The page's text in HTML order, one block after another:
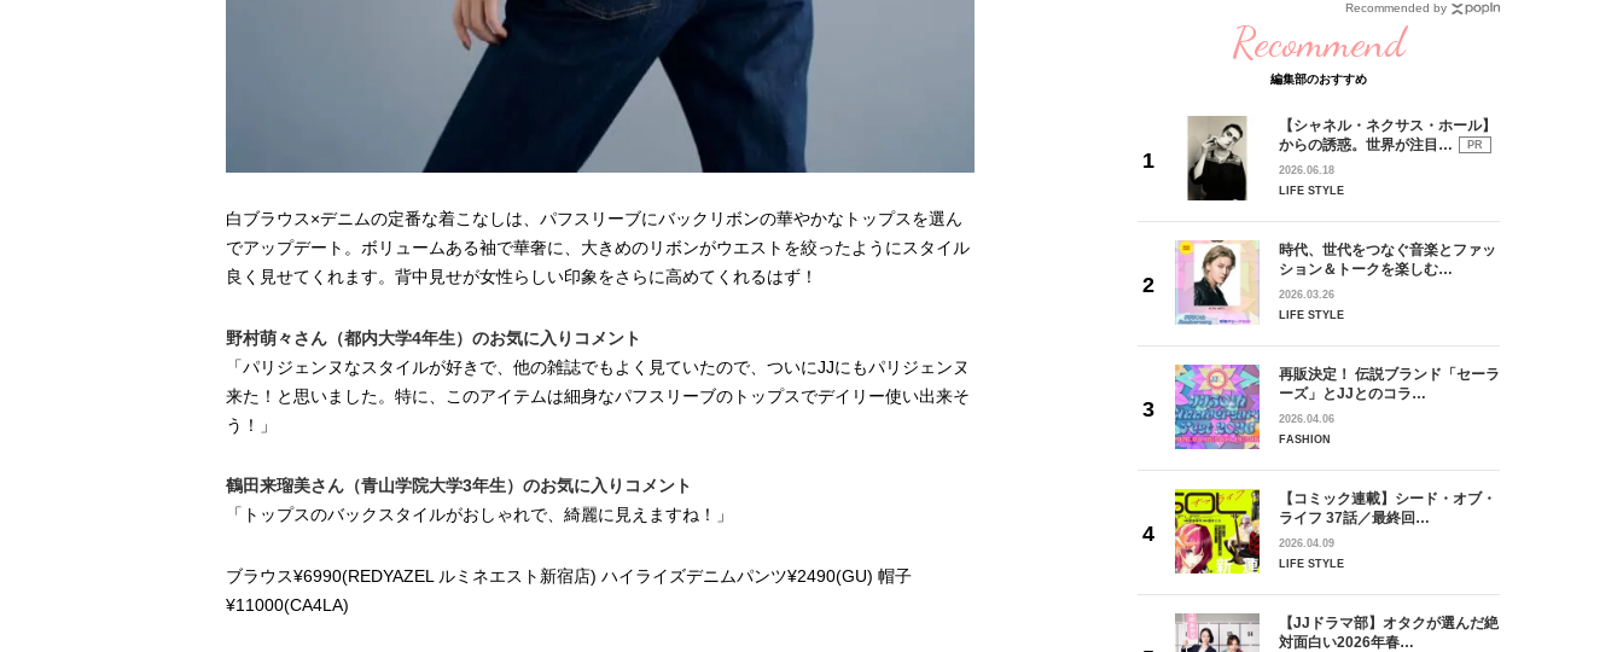
白ブラウス×デニムの定番な着こなしは、パフスリーブにバックリボンの華やかなトップスを選ん
でアップデート。ボリュームある袖で華奢に、大きめのリボンがウエストを絞ったようにスタイル
良く見せてくれます。背中見せが女性らしい印象をさらに高めてくれるはず！
野村萌々さん（都内大学4年生）のお気に入りコメント
「パリジェンヌなスタイルが好きで、他の雑誌でもよく見ていたので、ついにJJにもパリジェンヌ
来た！と思いました。特に、このアイテムは細身なパフスリーブのトップスでデイリー使い出来そ
う！」
鶴田来瑠美さん（青山学院大学3年生）のお気に入りコメント
「トップスのバックスタイルがおしゃれで、綺麗に見えますね！」
ブラウス¥6990(REDYAZEL ルミネエスト新宿店) ハイライズデニムパンツ¥2490(GU) 帽子
¥11000(CA4LA)
Recommended by
Recommend
編集部のおすすめ
【シャネル・ネクサス・ホール】
からの誘惑。世界が注目…
PR
2026.06.18
LIFE STYLE
時代、世代をつなぐ音楽とファッ
ション＆トークを楽しむ…
2026.03.26
LIFE STYLE
再販決定！ 伝説ブランド「セーラ
ーズ」とJJとのコラ…
2026.04.06
FASHION
【コミック連載】シード・オブ・
ライフ 37話／最終回…
2026.04.09
LIFE STYLE
【JJドラマ部】オタクが選んだ絶
対面白い2026年春…